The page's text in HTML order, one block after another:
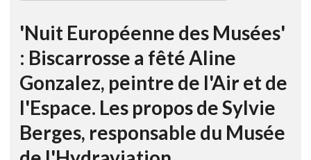
'Nuit Européenne des Musées'
: Biscarrosse a fêté Aline
Gonzalez, peintre de l'Air et de
l'Espace. Les propos de Sylvie
Berges, responsable du Musée